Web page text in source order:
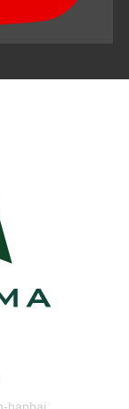
hanbai